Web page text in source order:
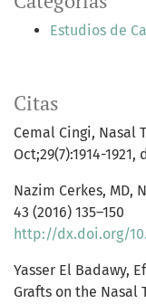
Estudios de
Citas
Cemal Cingi, Nasal
Oct;29(7):1914-
Nazim Cerkes, MD,
43 (2016) 135–150
http://dx.doi.org/
Yasser El Badawy,
Grafts on the Nasal